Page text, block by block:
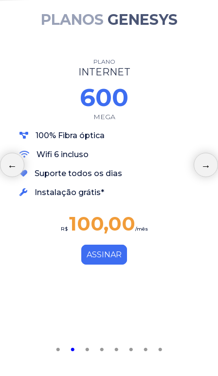
PLANOS GENESYS
PLANO
INTERNET
600
MEGA
100% Fibra óptica
Wifi 6 incluso
Suporte todos os dias
Instalação grátis*
R$ 100,00/mês
ASSINAR